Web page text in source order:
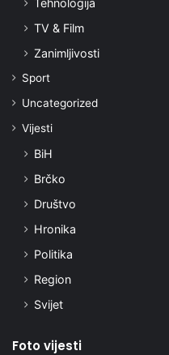
TV & Film
Zanimljivosti
Sport
Uncategorized
Vijesti
BiH
Brčko
Društvo
Hronika
Politika
Region
Svijet
Foto vijesti